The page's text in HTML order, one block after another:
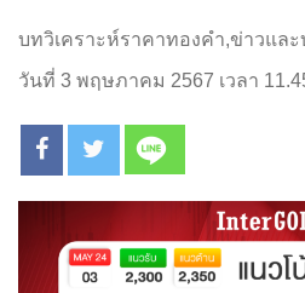
บทวิเคราะห์ราคาทองคำ,ข่าวและ
วันที่ 3 พฤษภาคม 2567 เวลา